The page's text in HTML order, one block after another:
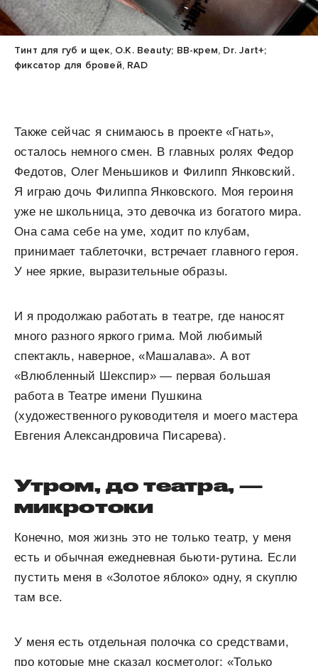
Тинт для губ и щек, O.K. Beauty; BB-крем, Dr. Jart+;
фиксатор для бровей, RAD
Также сейчас я снимаюсь в проекте «Гнать»,
осталось немного смен. В главных ролях Федор
Федотов, Олег Меньшиков и Филипп Янковский.
Я играю дочь Филиппа Янковского. Моя героиня
уже не школьница, это девочка из богатого мира.
Она сама себе на уме, ходит по клубам,
принимает таблеточки, встречает главного героя.
У нее яркие, выразительные образы.
И я продолжаю работать в театре, где наносят
много разного яркого грима. Мой любимый
спектакль, наверное, «Машалава». А вот
«Влюбленный Шекспир» — первая большая
работа в Театре имени Пушкина
(художественного руководителя и моего мастера
Евгения Александровича Писарева).
Утром, до театра, —
микротоки
Конечно, моя жизнь это не только театр, у меня
есть и обычная ежедневная бьюти-рутина. Если
пустить меня в «Золотое яблоко» одну, я скуплю
там все.
У меня есть отдельная полочка со средствами,
про которые мне сказал косметолог: «Только